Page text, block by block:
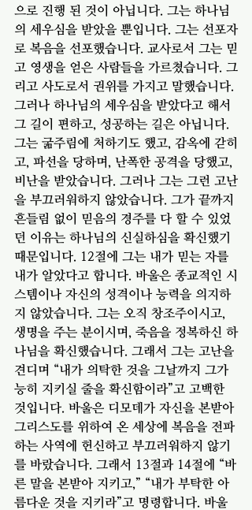
으로 진행 된 것이 아닙니다. 그는 하나님
의 세우심을 받았을 뿐입니다. 그는 선포자
로 복음을 선포했습니다. 교사로서 그는 믿
고 영생을 얻은 사람들을 가르쳤습니다. 그
리고 사도로서 권위를 가지고 말했습니다.
그러나 하나님의 세우심을 받았다고 해서
그 길이 편하고, 성공하는 길은 아닙니다.
그는 굶주림에 처하기도 했고, 감옥에 갇히
고, 파선을 당하며, 난폭한 공격을 당했고,
비난을 받았습니다. 그러나 그는 그런 고난
을 부끄러워하지 않았습니다. 그가 끝까지
흔들림 없이 믿음의 경주를 다 할 수 있었
던 이유는 하나님의 신실하심을 확신했기
때문입니다. 12절에 그는 내가 믿는 자를
내가 알았다고 합니다. 바울은 종교적인 시
스템이나 자신의 성격이나 능력을 의지하
지 않았습니다. 그는 오직 창조주이시고,
생명을 주는 분이시며, 죽음을 정복하신 하
나님을 확신했습니다. 그래서 그는 고난을
견디며 “내가 의탁한 것을 그날까지 그가
능히 지키실 줄을 확신함이라”고 고백한
것입니다. 바울은 디모데가 자신을 본받아
그리스도를 위하여 온 세상에 복음을 전파
하는 사역에 헌신하고 부끄러워하지 않기
를 바랐습니다. 그래서 13절과 14절에 “바
른 말을 본받아 지키고,” “내가 부탁한 아
름다운 것을 지키라”고 명령합니다. 바울